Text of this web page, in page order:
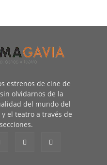
estrenos de cine de
olvidarnos de la
del mundo del
el teatro a través de